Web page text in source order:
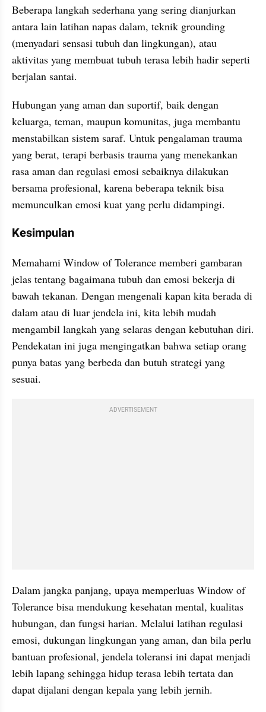
Beberapa langkah sederhana yang sering dianjurkan
antara lain latihan napas dalam, teknik grounding
(menyadari sensasi tubuh dan lingkungan), atau
aktivitas yang membuat tubuh terasa lebih hadir seperti
berjalan santai.
Hubungan yang aman dan suportif, baik dengan
keluarga, teman, maupun komunitas, juga membantu
menstabilkan sistem saraf. Untuk pengalaman trauma
yang berat, terapi berbasis trauma yang menekankan
rasa aman dan regulasi emosi sebaiknya dilakukan
bersama profesional, karena beberapa teknik bisa
memunculkan emosi kuat yang perlu didampingi.
Kesimpulan
Memahami Window of Tolerance memberi gambaran
jelas tentang bagaimana tubuh dan emosi bekerja di
bawah tekanan. Dengan mengenali kapan kita berada di
dalam atau di luar jendela ini, kita lebih mudah
mengambil langkah yang selaras dengan kebutuhan diri.
Pendekatan ini juga mengingatkan bahwa setiap orang
punya batas yang berbeda dan butuh strategi yang
sesuai.
ADVERTISEMENT
Dalam jangka panjang, upaya memperluas Window of
Tolerance bisa mendukung kesehatan mental, kualitas
hubungan, dan fungsi harian. Melalui latihan regulasi
emosi, dukungan lingkungan yang aman, dan bila perlu
bantuan profesional, jendela toleransi ini dapat menjadi
lebih lapang sehingga hidup terasa lebih tertata dan
dapat dijalani dengan kepala yang lebih jernih.